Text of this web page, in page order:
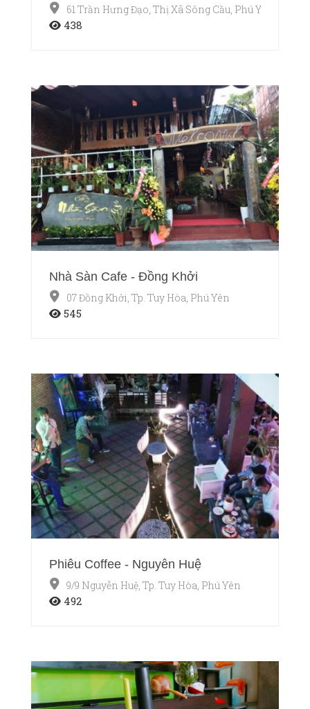
61 Trần Hưng Đạo, Thị Xã Sông Cầu, Phú Yên
438
Nhà Sàn Cafe - Đồng Khởi
07 Đồng Khởi, Tp. Tuy Hòa, Phú Yên
545
Phiêu Coffee - Nguyễn Huệ
9/9 Nguyễn Huệ, Tp. Tuy Hòa, Phú Yên
492